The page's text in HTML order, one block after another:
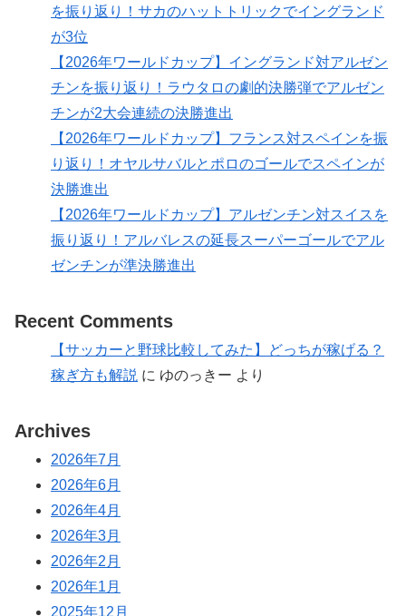
を振り返り！サカのハットトリックでイングランド
が3位
【2026年ワールドカップ】イングランド対アルゼン
チンを振り返り！ラウタロの劇的決勝弾でアルゼン
チンが2大会連続の決勝進出
【2026年ワールドカップ】フランス対スペインを振
り返り！オヤルサバルとポロのゴールでスペインが
決勝進出
【2026年ワールドカップ】アルゼンチン対スイスを
振り返り！アルバレスの延長スーパーゴールでアル
ゼンチンが準決勝進出
Recent Comments
【サッカーと野球比較してみた】どっちが稼げる？
稼ぎ方も解説 に ゆのっきー より
Archives
2026年7月
2026年6月
2026年4月
2026年3月
2026年2月
2026年1月
2025年12月